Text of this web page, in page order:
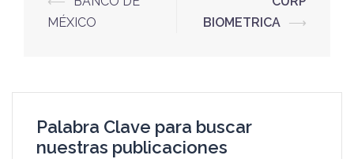
MÉXICO
BIOMETRICA ⟶
Palabra Clave para buscar
nuestras publicaciones